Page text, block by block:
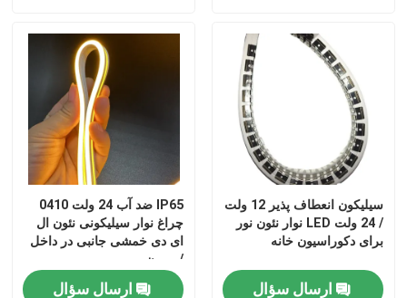
سیلیکون انعطاف پذیر 12 ولت
/ 24 ولت LED نوار نئون نور
برای دکوراسیون خانه
ارسال سؤال
IP65 ضد آب 24 ولت 0410
چراغ نوار سیلیکونی نئون ال
ای دی خمشی جانبی در داخل
/ بیرون
ارسال سؤال